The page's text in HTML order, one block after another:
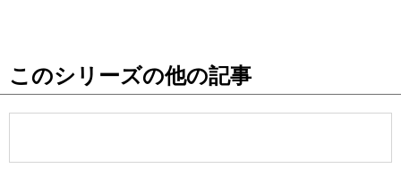
東京
このシリーズの他の記事